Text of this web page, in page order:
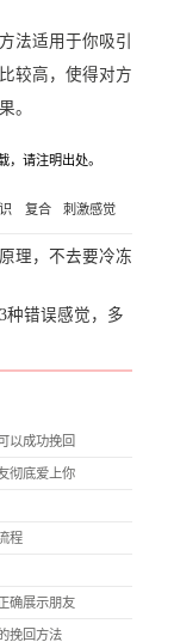
法适用于你吸引
较高，使得对方
。
请注明出处。
复合 刺激感觉
理，不去要冷冻
种错误感觉，多
以成功挽回
彻底爱上你
程
确展示朋友
挽回方法